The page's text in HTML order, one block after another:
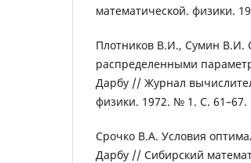
математической. физики.
Плотников В.И., Сумин В.И.
распределенными
Дарбу // Журнал
физики. 1972. № 1. C. 61–67.
Срочко В.А. Условия
Дарбу // Сибирский